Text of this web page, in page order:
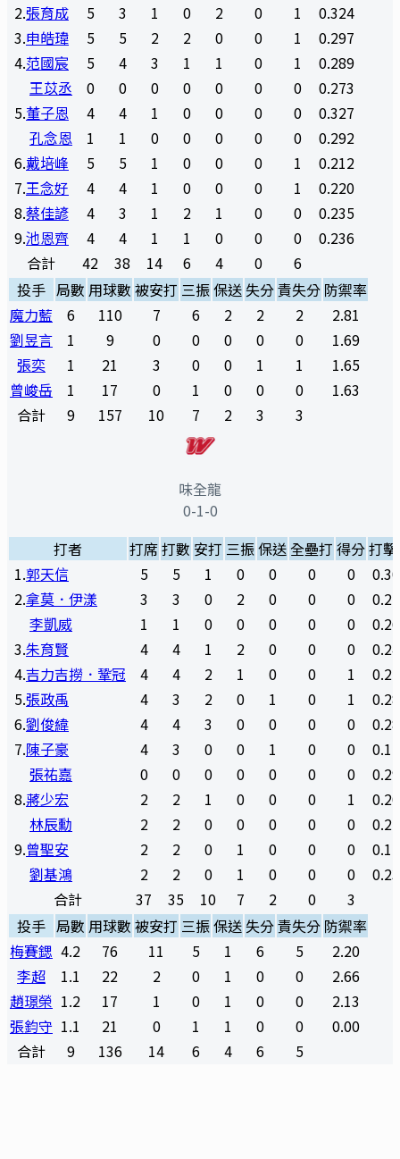
2.張育成 5 3 1 0 2 0 1
0.324
3.申皓瑋 5 5 2 2 0 0 1
0.297
4.范國宸 5 4 3 1 1 0 1
0.289
王苡丞
0 0 0 0 0 0 0
0.273
5.董子恩 4 4 1 0 0 0 0
0.327
孔念恩
1 1 0 0 0 0 0
0.292
6.戴培峰 5 5 1 0 0 0 1
0.212
7.王念好 4 4 1 0 0 0 1
0.220
8.蔡佳諺 4 3 1 2 1 0 0
0.235
9.池恩齊 4 4 1 1 0 0 0
0.236
合計
42 38 14 6 4 0
6
投手 局數 用球數 被安打 三振保送失分責失分 防禦率
魔力藍
6 110 7 6 2 2 2
2.81
劉昱言
1 9 0 0 0 0 0
1.69
張奕
1 21 3 0 0 1 1
1.65
曾峻岳
1 17 0 1 0 0 0
1.63
合計
9 157 10 7 2 3 3
味全龍
0-1-0
打者
打席打數 安打 三振保送全壘打 得分打
1.郭天信 5 5 1 0 0 0 0
2.拿莫．伊漾 3 3 0 2 0 0 0
李凱威
1 1 0 0 0 0 0
3.朱育賢 4 4 1 2 0 0 0
4.吉力吉撈．鞏冠 4 4 2 1 0 0 1
5.張政禹 4 3 2 0 1 0 1
6.劉俊緯 4 4 3 0 0 0 0
7.陳子豪 4 3 0 0 1 0 0
張祐嘉
0 0 0 0 0 0 0
8.蔣少宏 2 2 1 0 0 0 1
林辰勳
2 2 0 0 0 0 0
9.曾聖安 2 2 0 1 0 0 0
劉基鴻
2 2 0 1 0 0 0
合計
37 35 10 7 2 0
3
投手 局數 用球數 被安打 三振保送失分責失分 防禦率
梅賽鍶 4.2 76 11 5 1 6 5
2.20
李超
1.1 22 2 0 1 0 0
2.66
趙璟榮 1.2 17 1 0 1 0 0
2.13
張鈞守 1.1 21 0 1 1 0 0
0.00
合計
9 136 14 6 4 6 5